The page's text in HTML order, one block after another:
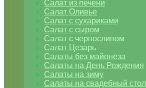
Салат из печени
Салат Оливье
Салат с сухариками
Салат с сыром
Салат с черносливом
Салат Цезарь
Салаты без майонеза
Салаты на День Рождения
Салаты на зиму
Салаты на свадебный стол